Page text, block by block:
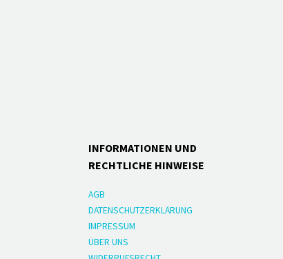
INFORMATIONEN UND
RECHTLICHE HINWEISE
AGB
DATENSCHUTZERKLÄRUNG
IMPRESSUM
ÜBER UNS